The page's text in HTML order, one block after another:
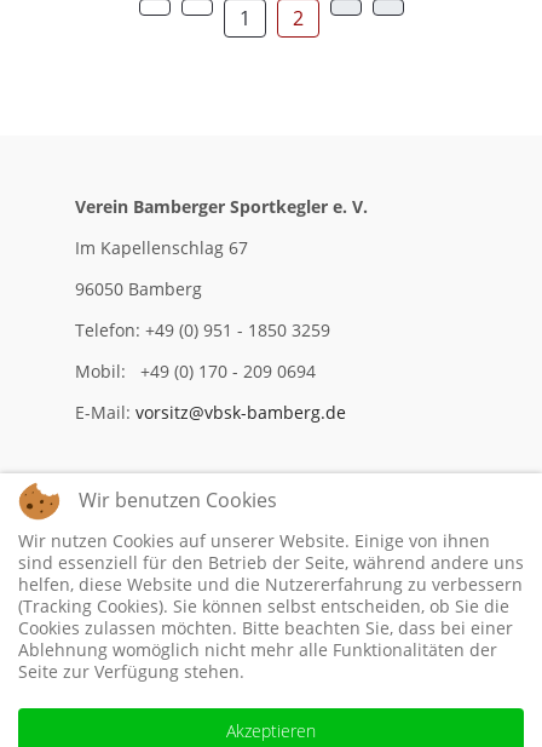
1 2
Verein Bamberger Sportkegler e. V.
Im Kapellenschlag 67
96050 Bamberg
Telefon: +49 (0) 951 - 1850 3259
Mobil: +49 (0) 170 - 209 0694
E-Mail: vorsitz@vbsk-bamberg.de
Impressum
Datenschutzerklärung
Wir benutzen Cookies
Wir nutzen Cookies auf unserer Website. Einige von ihnen
sind essenziell für den Betrieb der Seite, während andere uns
helfen, diese Website und die Nutzererfahrung zu verbessern
(Tracking Cookies). Sie können selbst entscheiden, ob Sie die
Cookies zulassen möchten. Bitte beachten Sie, dass bei einer
Ablehnung womöglich nicht mehr alle Funktionalitäten der
Seite zur Verfügung stehen.
Akzeptieren